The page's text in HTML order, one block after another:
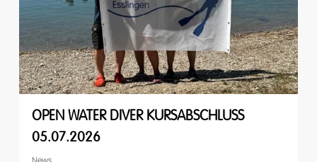
OPEN WATER DIVER KURSABSCHLUSS
05.07.2026